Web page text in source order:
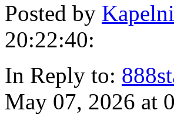
Posted by
20:22:40:
In Reply to:
May 07, 2026 at